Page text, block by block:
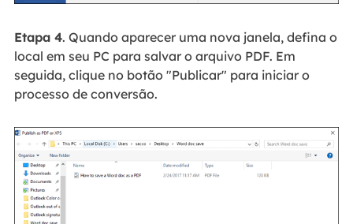
Etapa 4. Quando aparecer uma nova janela, defina o
local em seu PC para salvar o arquivo PDF. Em
seguida, clique no botão "Publicar" para iniciar o
processo de conversão.